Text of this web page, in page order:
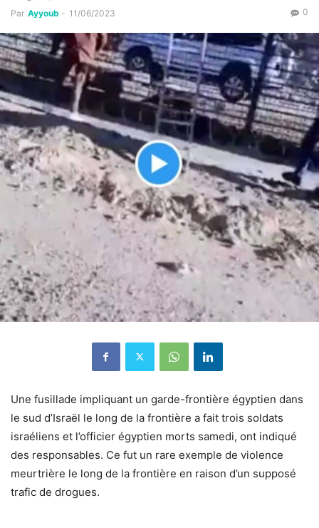
Par Ayyoub - 11/06/2023 0
Une fusillade impliquant un garde-frontière égyptien dans
le sud d’Israël le long de la frontière a fait trois soldats
israéliens et l’officier égyptien morts samedi, ont indiqué
des responsables. Ce fut un rare exemple de violence
meurtrière le long de la frontière en raison d’un supposé
trafic de drogues.